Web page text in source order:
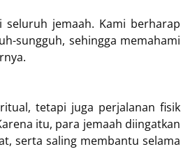
seluruh jemaah. Kami berharap
sungguh, sehingga memahami
tetapi juga perjalanan fisik
itu, para jemaah diingatkan
serta saling membantu selama